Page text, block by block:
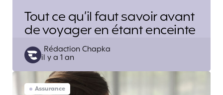
Tout ce qu’il faut savoir avant
de voyager en étant enceinte
Posted
by
Rédaction Chapka
il y a 1 an
Assurance